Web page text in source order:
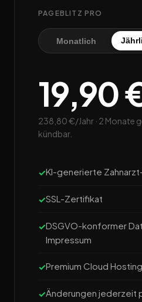
PAGEBLITZ PRO
Monatlich
19,90
238,80 €/Jahr · 2 Monate
kündbar.
KI-generierte
SSL-Zertifikat
DSGVO-konformer
Impressum
Premium Cloud Hosting
Änderungen jederzeit